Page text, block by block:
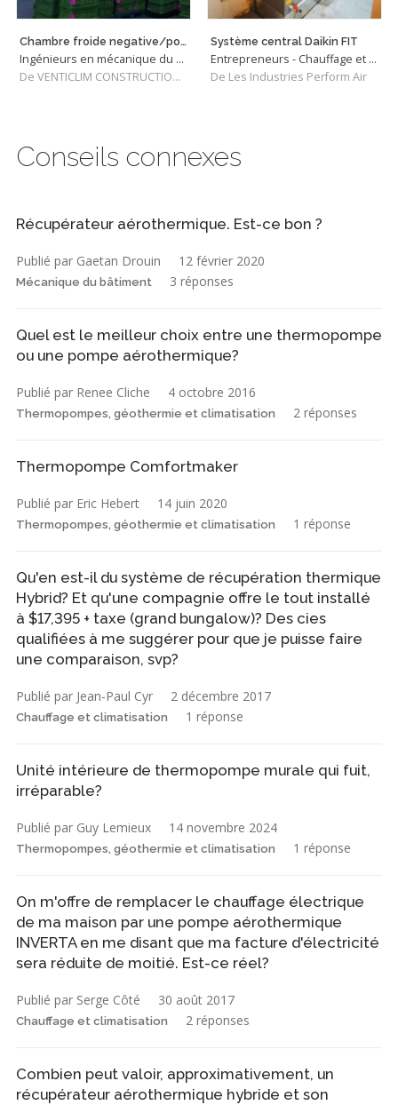
Chambre froide negative/positive
Ingénieurs en mécanique du bâtiment
De VENTICLIM CONSTRUCTIONS INC
Système central Daikin FIT
Entrepreneurs - Chauffage et Climatisation
De Les Industries Perform Air
Conseils connexes
Récupérateur aérothermique. Est-ce bon ?
Publié par Gaetan Drouin 12 février 2020
Mécanique du bâtiment 3 réponses
Quel est le meilleur choix entre une thermopompe
ou une pompe aérothermique?
Publié par Renee Cliche 4 octobre 2016
Thermopompes, géothermie et climatisation 2 réponses
Thermopompe Comfortmaker
Publié par Eric Hebert 14 juin 2020
Thermopompes, géothermie et climatisation 1 réponse
Qu'en est-il du système de récupération thermique
Hybrid? Et qu'une compagnie offre le tout installé
à $17,395 + taxe (grand bungalow)? Des cies
qualifiées à me suggérer pour que je puisse faire
une comparaison, svp?
Publié par Jean-Paul Cyr 2 décembre 2017
Chauffage et climatisation 1 réponse
Unité intérieure de thermopompe murale qui fuit,
irréparable?
Publié par Guy Lemieux 14 novembre 2024
Thermopompes, géothermie et climatisation 1 réponse
On m'offre de remplacer le chauffage électrique
de ma maison par une pompe aérothermique
INVERTA en me disant que ma facture d'électricité
sera réduite de moitié. Est-ce réel?
Publié par Serge Côté 30 août 2017
Chauffage et climatisation 2 réponses
Combien peut valoir, approximativement, un
récupérateur aérothermique hybride et son